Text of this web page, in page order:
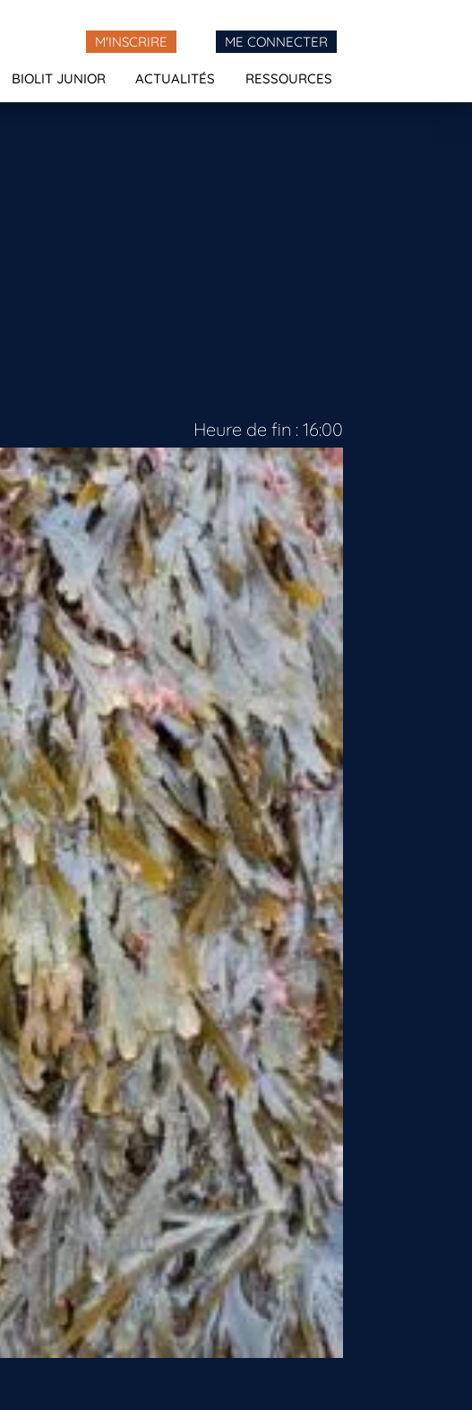
M'INSCRIRE ME CONNECTER
BIOLIT JUNIOR ACTUALITÉS RESSOURCES
Heure de fin : 16:00